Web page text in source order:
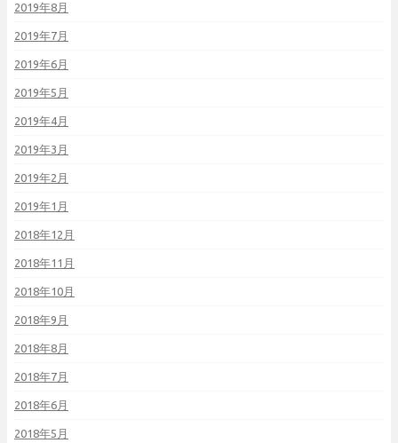
2019年8月
2019年7月
2019年6月
2019年5月
2019年4月
2019年3月
2019年2月
2019年1月
2018年12月
2018年11月
2018年10月
2018年9月
2018年8月
2018年7月
2018年6月
2018年5月